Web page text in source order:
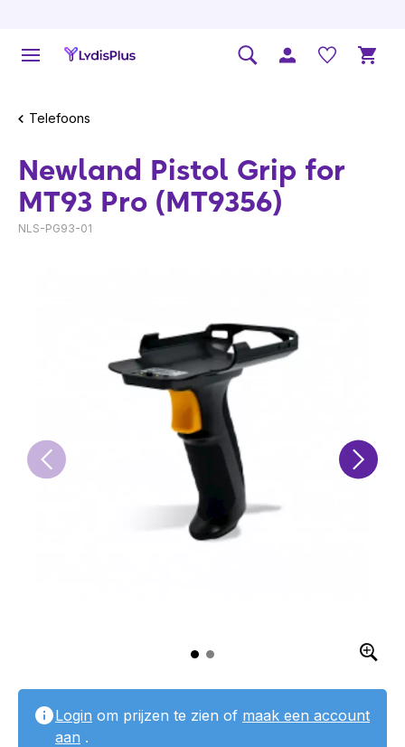
Telefoons
Newland Pistol Grip for
MT93 Pro (MT9356)
NLS-PG93-01
Login om prijzen te zien of maak een account
aan .